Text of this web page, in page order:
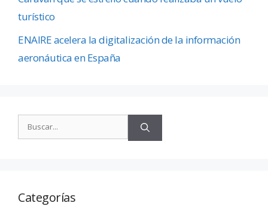
turístico
ENAIRE acelera la digitalización de la información
aeronáutica en España
Categorías